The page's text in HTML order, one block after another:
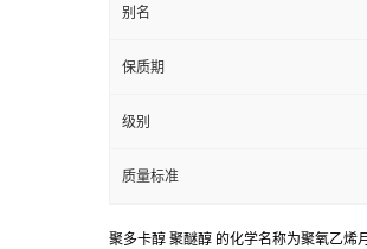
别名
保质期
级别
质量标准
聚多卡醇 聚醚醇 的化学名称为聚氧乙烯